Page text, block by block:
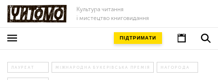
Культура читання
і мистецтво книговидання
ПІДТРИМАТИ
ЛАУРЕАТ МІЖНАРОДНА БУКЕРІВСЬКА ПРЕМІЯ НАГОРОДА